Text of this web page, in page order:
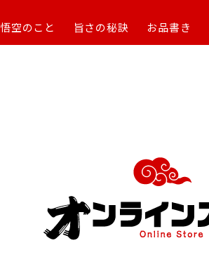
空のこと 旨さの秘訣 お品書き